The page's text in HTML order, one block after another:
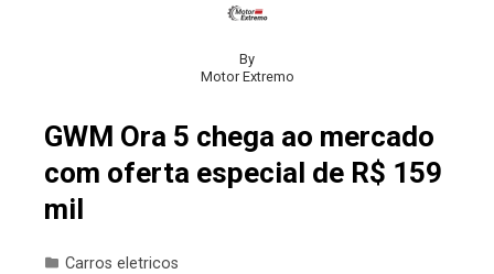
By
Motor Extremo
GWM Ora 5 chega ao mercado
com oferta especial de R$ 159
mil
Carros eletricos